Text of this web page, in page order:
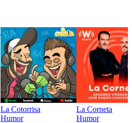
La Cotorrisa
Humor
La Corneta
Humor